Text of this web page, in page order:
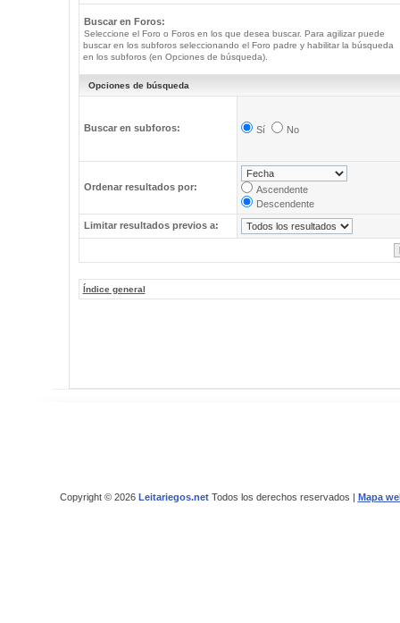
Buscar en Foros:
Seleccione el Foro o Foros en los que desea buscar. Para agilizar puede
buscar en los subforos seleccionando el Foro padre y habilitar la búsqueda
en los subforos (en Opciones de búsqueda).
Opciones de búsqueda
Buscar en subforos: Sí No
Ordenar resultados por:
Ascendente
Descendente
Limitar resultados previos a:
Índice general
Copyright © 2026 Leitariegos.netTodos los derechos reservados | Mapa